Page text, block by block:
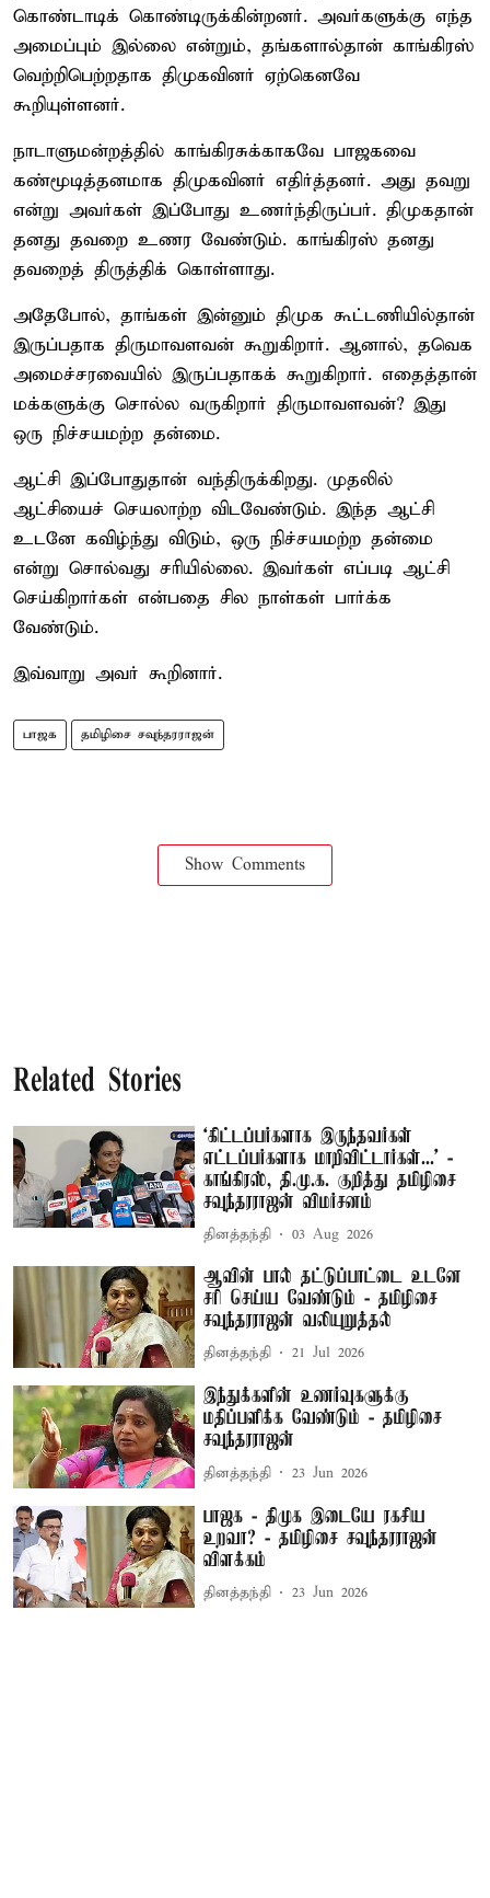
கொண்டாடிக் கொண்டிருக்கின்றனர். அவர்களுக்கு எந்த
அமைப்பும் இல்லை என்றும், தங்களால்தான் காங்கிரஸ்
வெற்றிபெற்றதாக திமுகவினர் ஏற்கெனவே
கூறியுள்ளனர்.
நாடாளுமன்றத்தில் காங்கிரசுக்காகவே பாஜகவை
கண்மூடித்தனமாக திமுகவினர் எதிர்த்தனர். அது தவறு
என்று அவர்கள் இப்போது உணர்ந்திருப்பர். திமுகதான்
தனது தவறை உணர வேண்டும். காங்கிரஸ் தனது
தவறைத் திருத்திக் கொள்ளாது.
அதேபோல், தாங்கள் இன்னும் திமுக கூட்டணியில்தான்
இருப்பதாக திருமாவளவன் கூறுகிறார். ஆனால், தவெக
அமைச்சரவையில் இருப்பதாகக் கூறுகிறார். எதைத்தான்
மக்களுக்கு சொல்ல வருகிறார் திருமாவளவன்? இது
ஒரு நிச்சயமற்ற தன்மை.
ஆட்சி இப்போதுதான் வந்திருக்கிறது. முதலில்
ஆட்சியைச் செயலாற்ற விடவேண்டும். இந்த ஆட்சி
உடனே கவிழ்ந்து விடும், ஒரு நிச்சயமற்ற தன்மை
என்று சொல்வது சரியில்லை. இவர்கள் எப்படி ஆட்சி
செய்கிறார்கள் என்பதை சில நாள்கள் பார்க்க
வேண்டும்.
இவ்வாறு அவர் கூறினார்.
பாஜக தமிழிசை சவுந்தரராஜன்
Show Comments
Related Stories
‘கிட்டப்பர்களாக இருந்தவர்கள்
எட்டப்பர்களாக மாறிவிட்டார்கள்...’ -
காங்கிரஸ், தி.மு.க. குறித்து தமிழிசை
சவுந்தரராஜன் விமர்சனம்
தினத்தந்தி 03 Aug 2026
ஆவின் பால் தட்டுப்பாட்டை உடனே
சரி செய்ய வேண்டும் - தமிழிசை
சவுந்தரராஜன் வலியுறுத்தல்
தினத்தந்தி 21 Jul 2026
இந்துக்களின் உணர்வுகளுக்கு
மதிப்பளிக்க வேண்டும் - தமிழிசை
சவுந்தரராஜன்
தினத்தந்தி 23 Jun 2026
பாஜக - திமுக இடையே ரகசிய
உறவா? - தமிழிசை சவுந்தரராஜன்
விளக்கம்
தினத்தந்தி 23 Jun 2026